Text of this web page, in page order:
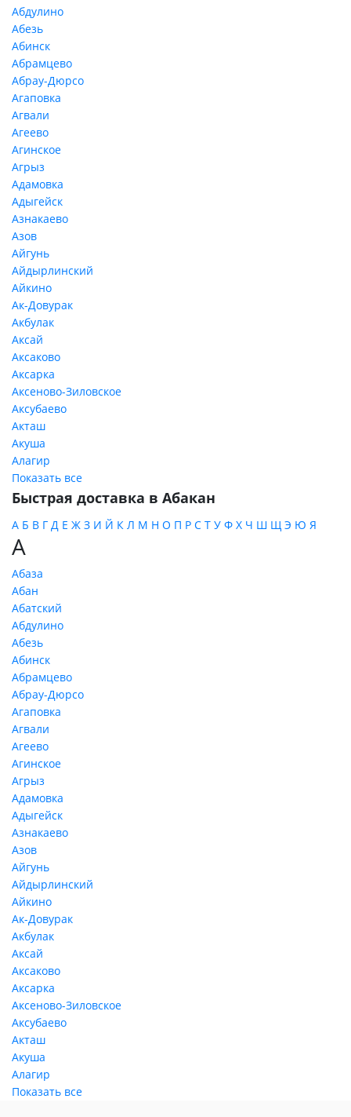
Абдулино
Абезь
Абинск
Абрамцево
Абрау-Дюрсо
Агаповка
Агвали
Агеево
Агинское
Агрыз
Адамовка
Адыгейск
Азнакаево
Азов
Айгунь
Айдырлинский
Айкино
Ак-Довурак
Акбулак
Аксай
Аксаково
Аксарка
Аксеново-Зиловское
Аксубаево
Акташ
Акуша
Алагир
Показать все
Быстрая доставка в Абакан
А Б В Г Д Е Ж З И Й К Л М Н О П Р С Т У Ф Х Ч Ш Щ Э Ю Я
А
Абаза
Абан
Абатский
Абдулино
Абезь
Абинск
Абрамцево
Абрау-Дюрсо
Агаповка
Агвали
Агеево
Агинское
Агрыз
Адамовка
Адыгейск
Азнакаево
Азов
Айгунь
Айдырлинский
Айкино
Ак-Довурак
Акбулак
Аксай
Аксаково
Аксарка
Аксеново-Зиловское
Аксубаево
Акташ
Акуша
Алагир
Показать все